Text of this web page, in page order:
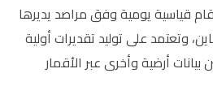
قياسية يومية وفق مراصد يديرها
وتعتمد على توليد تقديرات أولية
بيانات أرضية وأخرى عبر الأقمار